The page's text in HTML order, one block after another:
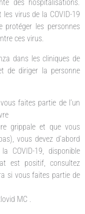
des hospitalisations.
virus de la COVID-19
protéger les personnes
ces virus.
dans les cliniques de
de diriger la personne
faites partie de l’un
grippale et que vous
vous devez d’abord
COVID-19, disponible
est positif, consultez
si vous faites partie de
MC .